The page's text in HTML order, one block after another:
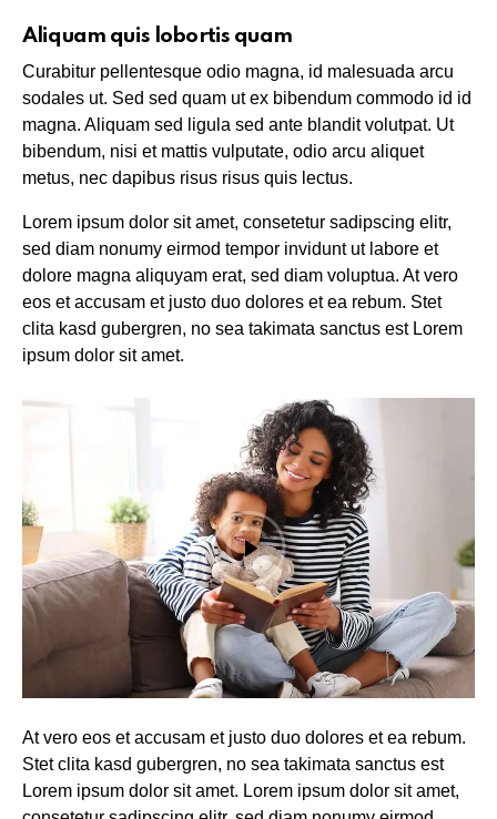
Aliquam quis lobortis quam
Curabitur pellentesque odio magna, id malesuada arcu
sodales ut. Sed sed quam ut ex bibendum commodo id id
magna. Aliquam sed ligula sed ante blandit volutpat. Ut
bibendum, nisi et mattis vulputate, odio arcu aliquet
metus, nec dapibus risus risus quis lectus.
Lorem ipsum dolor sit amet, consetetur sadipscing elitr,
sed diam nonumy eirmod tempor invidunt ut labore et
dolore magna aliquyam erat, sed diam voluptua. At vero
eos et accusam et justo duo dolores et ea rebum. Stet
clita kasd gubergren, no sea takimata sanctus est Lorem
ipsum dolor sit amet.
At vero eos et accusam et justo duo dolores et ea rebum.
Stet clita kasd gubergren, no sea takimata sanctus est
Lorem ipsum dolor sit amet. Lorem ipsum dolor sit amet,